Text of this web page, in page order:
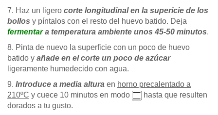
7. Haz un ligero corte longitudinal en la supericie de los
bollos y píntalos con el resto del huevo batido. Deja
fermentara temperatura ambiente unos 45-50 minutos.
8. Pinta de nuevo la superficie con un poco de huevo
batido y añade en el corte un poco de azúcar
ligeramente humedecido con agua.
9. Introduce a media altura en horno precalentado a
210ºC y cuece 10 minutos en modo
hasta que resulten
dorados a tu gusto.